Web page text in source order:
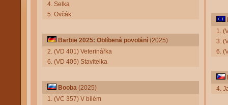
4. Selka
5. Ovčák
Barbie 2025: Oblíbená povolání (2025)
2. (VD 401) Veterinářka
6. (VD 405) Stavitelka
Booba (2025)
1. (VC 357) V bílém
1.
3.
6.
4.